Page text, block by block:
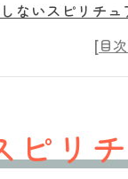
ないスピリチ
らしさを守るス
チュアル依存
自立へ導くスピリ
チュアル依存
ピリ